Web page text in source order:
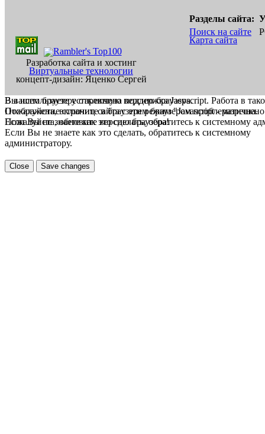
Разработка сайта и хостинг
Виртуальные технологии
концепт-дизайн: Яценко Сергей
Разделы сайта:
Поиск на сайте
Карта сайта
В вашем браузере отключена поддержка Jasvscript. Работа в
Пожалуйста, включите в браузере режим "Javascript -
Если Вы не знаете как это сделать, обратитесь к системному
Вы используете устаревшую версию браузера.
Отображение страниц сайта с этим браузером проблематична.
Пожалуйста, обновите версию браузера!
Если Вы не знаете как это сделать, обратитесь к системному
администратору.
Close Save changes